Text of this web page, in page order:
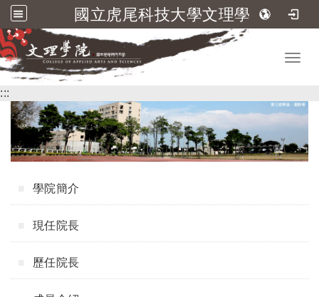
國立虎尾科技大學文理學院
跳到主要內容
:::
學院簡介
現任院長
歷任院長